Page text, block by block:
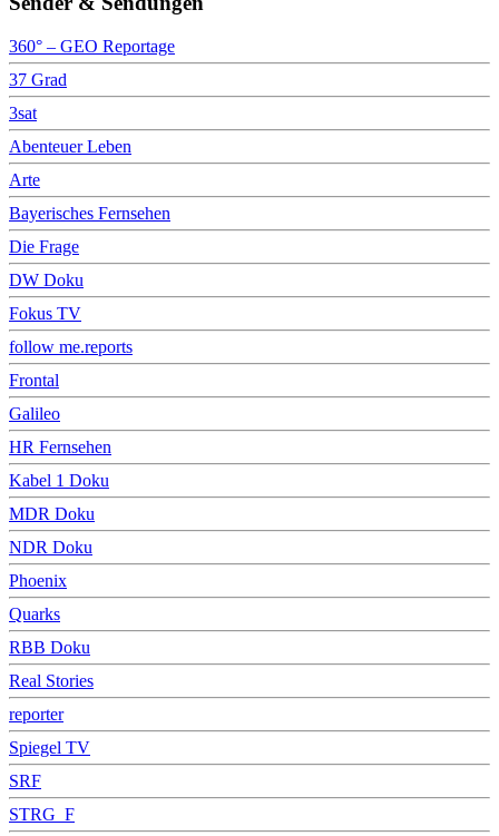
360° – GEO Reportage
37 Grad
3sat
Abenteuer Leben
Arte
Bayerisches Fernsehen
Die Frage
DW Doku
Fokus TV
follow me.reports
Frontal
Galileo
HR Fernsehen
Kabel 1 Doku
MDR Doku
NDR Doku
Phoenix
Quarks
RBB Doku
Real Stories
reporter
Spiegel TV
SRF
STRG_F